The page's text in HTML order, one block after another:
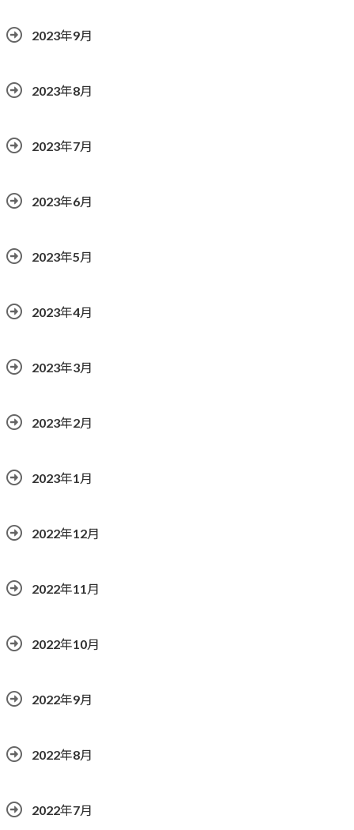
2023年9月
2023年8月
2023年7月
2023年6月
2023年5月
2023年4月
2023年3月
2023年2月
2023年1月
2022年12月
2022年11月
2022年10月
2022年9月
2022年8月
2022年7月